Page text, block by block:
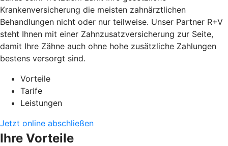
Krankenversicherung die meisten zahnärztlichen
Behandlungen nicht oder nur teilweise. Unser Partner R+V
steht Ihnen mit einer Zahnzusatzversicherung zur Seite,
damit Ihre Zähne auch ohne hohe zusätzliche Zahlungen
bestens versorgt sind.
Vorteile
Tarife
Leistungen
Jetzt online abschließen
Ihre Vorteile